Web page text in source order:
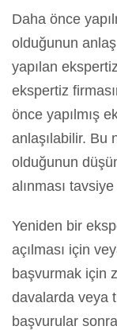
Daha önce
olduğunun
yapılan
ekspertiz
önce yapılmış
anlaşılabilir. Bu
olduğunun
alınması
Yeniden bir
açılması için
başvurmak için
davalarda veya
başvurular